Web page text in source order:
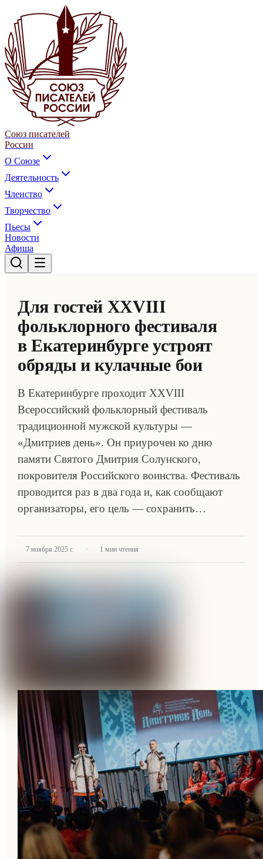
Союз писателей
России
О Союзе
Деятельность
Членство
Творчество
Пьесы
Новости
Афиша
Для гостей XXVIII
фольклорного фестиваля
в Екатеринбурге устроят
обряды и кулачные бои
В Екатеринбурге проходит XXVIII
Всероссийский фольклорный фестиваль
традиционной мужской культуры —
«Дмитриев день». Он приурочен ко дню
памяти Святого Дмитрия Солунского,
покровителя Российского воинства. Фестиваль
проводится раз в два года и, как сообщают
организаторы, его цель — сохранить…
7 ноября 2025 г. · 1 мин чтения